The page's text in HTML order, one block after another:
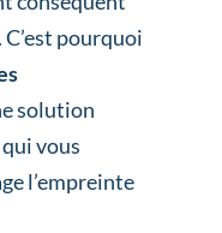
C’est pourquoi
solution
vous
l’empreinte